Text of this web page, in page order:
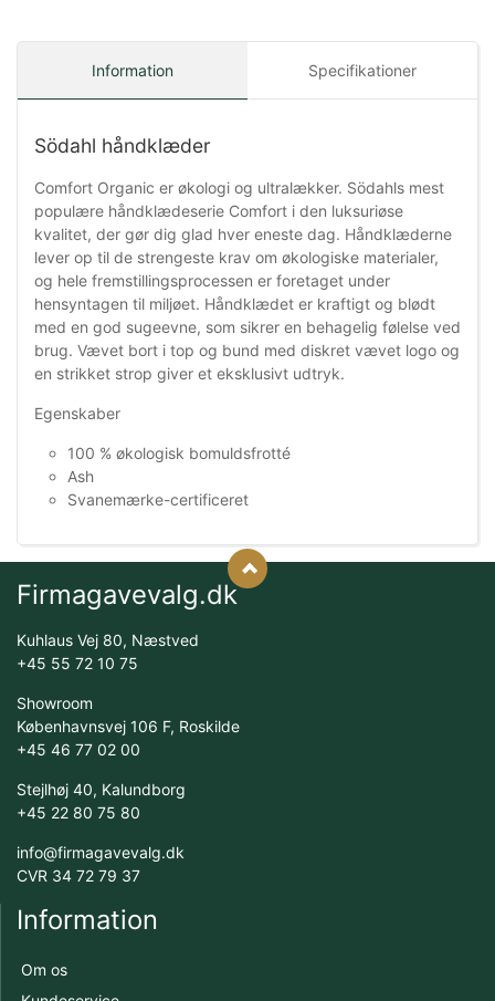
Information Specifikationer
Södahl håndklæder
Comfort Organic er økologi og ultralækker. Södahls mest
populære håndklædeserie Comfort i den luksuriøse
kvalitet, der gør dig glad hver eneste dag. Håndklæderne
lever op til de strengeste krav om økologiske materialer,
og hele fremstillingsprocessen er foretaget under
hensyntagen til miljøet. Håndklædet er kraftigt og blødt
med en god sugeevne, som sikrer en behagelig følelse ved
brug. Vævet bort i top og bund med diskret vævet logo og
en strikket strop giver et eksklusivt udtryk.
Egenskaber
100 % økologisk bomuldsfrotté
Ash
Svanemærke-certificeret
Firmagavevalg.dk
Kuhlaus Vej 80, Næstved
+45 55 72 10 75
Showroom
Københavnsvej 106 F, Roskilde
+45 46 77 02 00
Stejlhøj 40, Kalundborg
+45 22 80 75 80
info@firmagavevalg.dk
CVR 34 72 79 37
Information
Om os